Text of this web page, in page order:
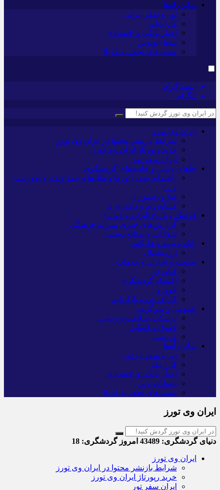
سایر راه‌ها
تور و سفر ایرانی
کارا دیلی
اخبار بانکی و اقتصادی
بلیط اتوبوس
مسیرهای نجف به کربلا
اینستاگرام
تلگرام
ایران وی تورز
شرایط بازنشر محتوا در ایران وی تورز
خرید رپورتاژ ایران وی تورز
ایران سفر تور
جاهای دیدنی و جاذبه‌های گردشگری
راهنمای سفر (تورها و هتل‌ها و حمل‌و‌نقل و آموزشی
و…)
غذا و رستوران
کشاورزی و دامپروری
فرهنگ و تاریخ (ایران و جهان)
گزارش‌های خبری میراث فرهنگی
سوغات و صنایع دستی
بانک و بیمه و فارکس
ارزدیجیتال
صنعت و تجارت و خدمات
فناوری
اقتصاد گردشگری
خودرو
کارآفرینی و بازاریابی
عمومی و سرگرمی
پزشکی، سلامت و زیبایی
حقوق و قضایی
ورزشی
سایر راه‌ها
تور و سفر ایرانی
کارا دیلی
اخبار بانکی و اقتصادی
بلیط اتوبوس
مسیرهای نجف به کربلا
ایران وی تورز
دنیای گردشگری: امروز گردشگری:
ایران وی تورز
شرایط بازنشر محتوا در ایران وی تورز
خرید رپورتاژ ایران وی تورز
ایران سفر تور